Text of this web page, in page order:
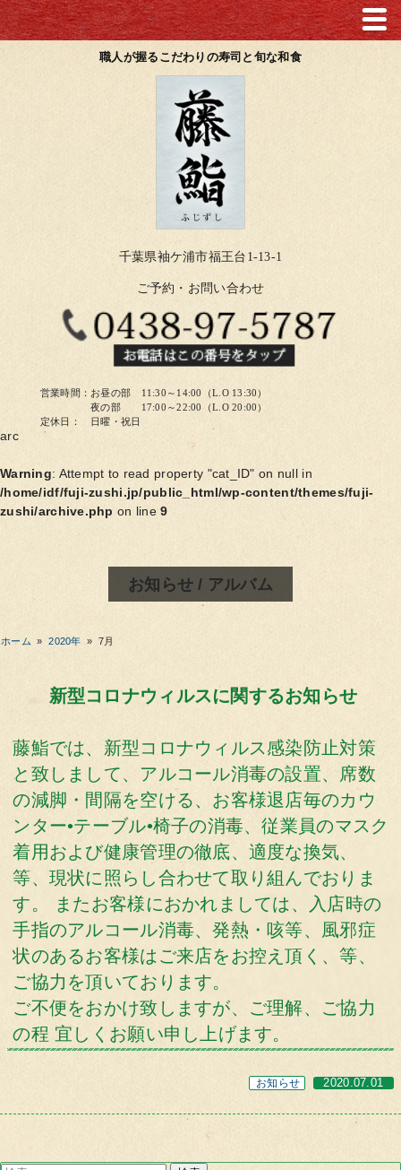
職人が握るこだわりの寿司と旬な和食
千葉県袖ケ浦市福王台1-13-1
ご予約・お問い合わせ
営業時間：お昼の部 11:30～14:00（L.O 13:30）
夜の部 17:00～22:00（L.O 20:00）
定休日： 日曜・祝日
arc
Warning: Attempt to read property "cat_ID" on null in
/home/idf/fuji-zushi.jp/public_html/wp-content/themes/fuji-
zushi/archive.php on line9
お知らせ / アルバム
ホーム »2020年 »7月
新型コロナウィルスに関するお知らせ
藤鮨では、新型コロナウィルス感染防止対策
と致しまして、アルコール消毒の設置、席数
の減脚・間隔を空ける、お客様退店毎のカウ
ンター•テーブル•椅子の消毒、従業員のマスク
着用および健康管理の徹底、適度な換気、
等、現状に照らし合わせて取り組んでおりま
す。 またお客様におかれましては、入店時の
手指のアルコール消毒、発熱・咳等、風邪症
状のあるお客様はご来店をお控え頂く、等、
ご協力を頂いております。
ご不便をおかけ致しますが、ご理解、ご協力
の程 宜しくお願い申し上げます。
お知らせ 2020.07.01